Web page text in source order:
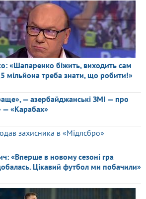
«Шапаренко біжить, виходить сам
мільйона треба знати, що робити!»
— азербайджанські ЗМІ — про
— «Карабах»
захисника в «Мідлсбро»
«Вперше в новому сезоні гра
Цікавий футбол ми побачили»